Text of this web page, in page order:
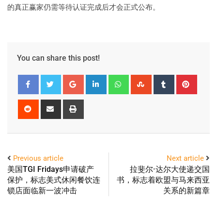
的真正赢家仍需等待认证完成后才会正式公布。
You can share this post!
Previous article
美国TGI Fridays申请破产
保护，标志美式休闲餐饮连
锁店面临新一波冲击
Next article
拉斐尔·达尔大使递交国
书，标志着欧盟与马来西亚
关系的新篇章